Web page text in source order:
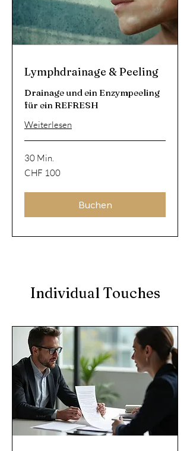
Lymphdrainage & Peeling
Drainage und ein Enzympeeling
für ein REFRESH
Weiterlesen
30 Min.
100
Schweizer
CHF 100
Buchen
Individual Touches